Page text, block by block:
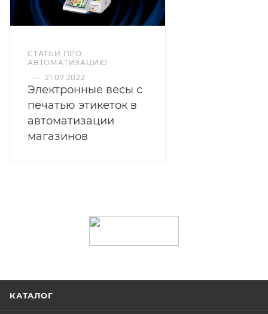
СТАТЬИ ПРО
АВТОМАТИЗАЦИЮ
— 21.07.2022
Электронные весы с
печатью этикеток в
автоматизации
магазинов
КАТАЛОГ